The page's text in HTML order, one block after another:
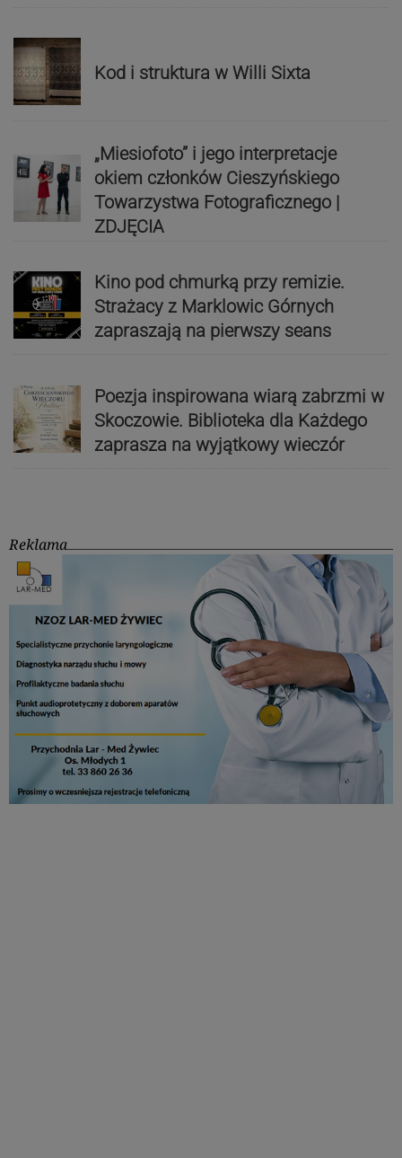
Kod i struktura w Willi Sixta
„Miesiofoto” i jego interpretacje
okiem członków Cieszyńskiego
Towarzystwa Fotograficznego |
ZDJĘCIA
Kino pod chmurką przy remizie.
Strażacy z Marklowic Górnych
zapraszają na pierwszy seans
Poezja inspirowana wiarą zabrzmi w
Skoczowie. Biblioteka dla Każdego
zaprasza na wyjątkowy wieczór
Reklama